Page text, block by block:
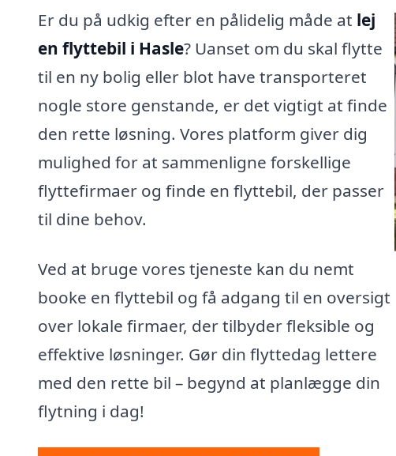
Er du på udkig efter en pålidelig måde at lej
en flyttebil i Hasle? Uanset om du skal flytte
til en ny bolig eller blot have transporteret
nogle store genstande, er det vigtigt at finde
den rette løsning. Vores platform giver dig
mulighed for at sammenligne forskellige
flyttefirmaer og finde en flyttebil, der passer
til dine behov.
Ved at bruge vores tjeneste kan du nemt
booke en flyttebil og få adgang til en oversigt
over lokale firmaer, der tilbyder fleksible og
effektive løsninger. Gør din flyttedag lettere
med den rette bil – begynd at planlægge din
flytning i dag!